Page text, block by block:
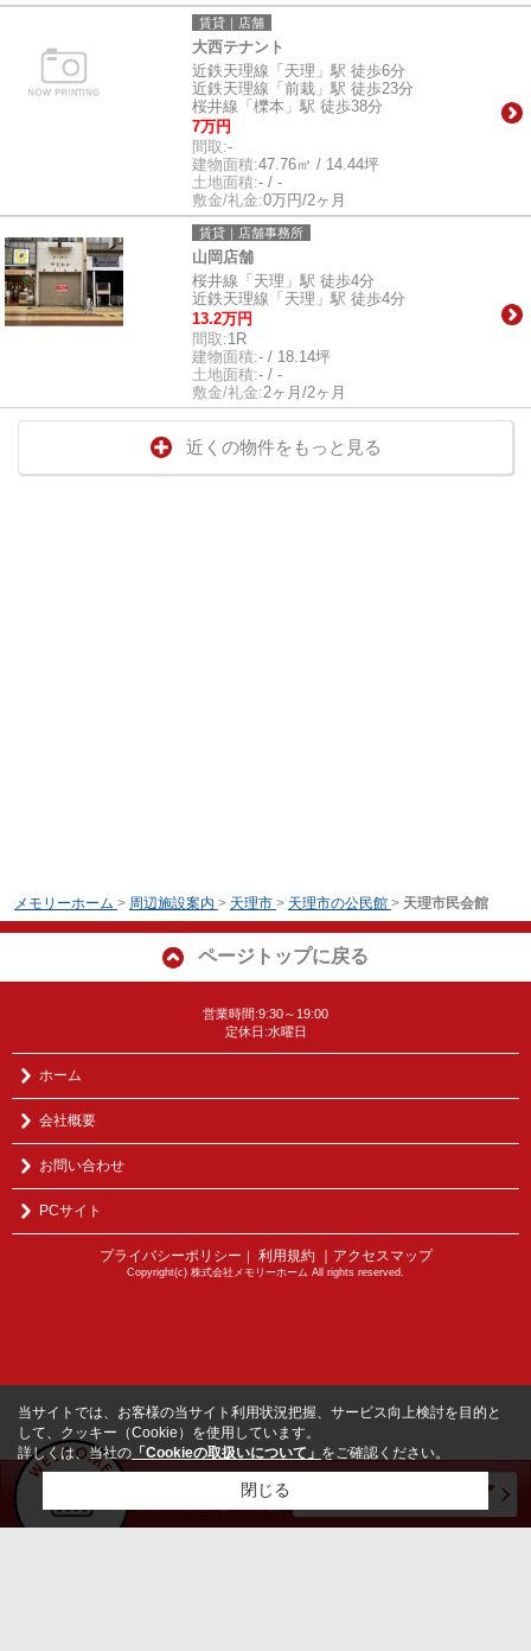
賃貸｜店舗
大西テナント
近鉄天理線「天理」駅 徒歩6分
近鉄天理線「前栽」駅 徒歩23分
桜井線「櫟本」駅 徒歩38分
7万円
間取:-
建物面積:47.76㎡ / 14.44坪
土地面積:- / -
敷金/礼金:0万円/2ヶ月
賃貸｜店舗事務所
山岡店舗
桜井線「天理」駅 徒歩4分
近鉄天理線「天理」駅 徒歩4分
13.2万円
間取:1R
建物面積:- / 18.14坪
土地面積:- / -
敷金/礼金:2ヶ月/2ヶ月
近くの物件をもっと見る
メモリーホーム > 周辺施設案内 > 天理市 > 天理市の公民館 > 天理市民会館
ページトップに戻る
営業時間:9:30～19:00
定休日:水曜日
ホーム
会社概要
お問い合わせ
PCサイト
プライバシーポリシー ｜ 利用規約 ｜アクセスマップ
Copyright(c) 株式会社メモリーホーム All rights reserved.
当サイトでは、お客様の当サイト利用状況把握、サービス向上検討を目的と
して、クッキー（Cookie）を使用しています。
詳しくは、当社の 「Cookieの取扱いについて」 をご確認ください。
閉じる